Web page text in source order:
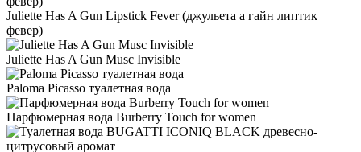
Juliette Has A Gun Lipstick Fever (джульета а гайн липтик
февер)
Juliette Has A Gun Musc Invisible
Paloma Picasso туалетная вода
Парфюмерная вода Burberry Touch for women